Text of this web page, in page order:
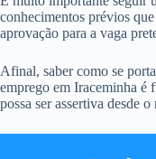
conhecimentos prévios
aprovação para a vaga
Afinal, saber como se
emprego em Iraceminha é
possa ser assertiva desde